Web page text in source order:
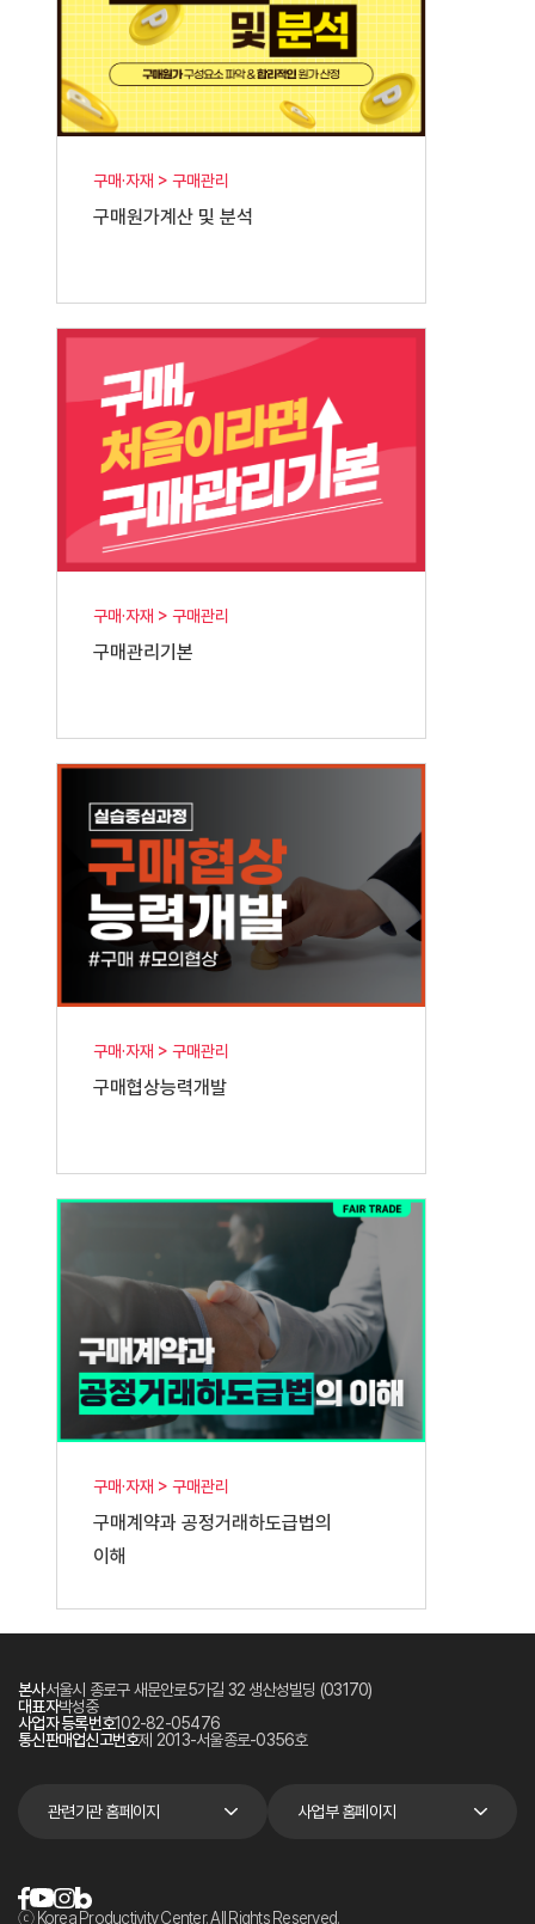
구매·자재 > 구매관리
구매원가계산 및 분석
구매·자재 > 구매관리
구매관리기본
구매·자재 > 구매관리
구매협상능력개발
구매·자재 > 구매관리
구매계약과 공정거래하도급법의
이해
본사서울시 종로구 새문안로5가길 32 생산성빌딩 (03170)
대표자박성중
사업자 등록번호102-82-05476
통신판매업신고번호제 2013-서울종로-0356호
관련기관 홈페이지 사업부 홈페이지
ⓒ Korea Productivity Center. All Rights Reserved.